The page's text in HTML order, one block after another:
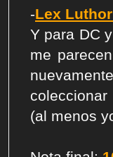
-Lex
Y para DC
me
(al menos